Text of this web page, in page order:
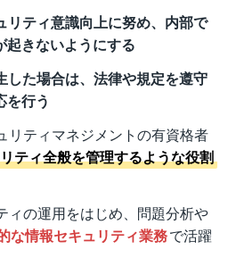
リティ意識向上に努め、内部で
起きないようにする
した場合は、法律や規定を遵守
を行う
リティマネジメントの有資格者
ティ全般を管理するような役割
ィの運用をはじめ、問題分析や
な情報セキュリティ業務で活躍